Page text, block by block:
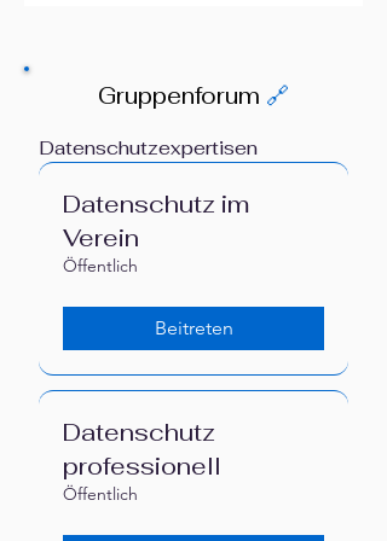
Gruppenforum 🔗
Datenschutzexpertisen
Datenschutz im
Verein
Öffentlich
Beitreten
Datenschutz
professionell
Öffentlich